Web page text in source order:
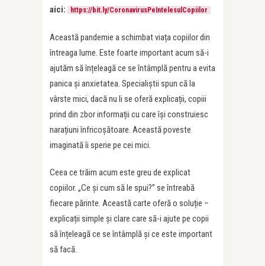
aici:
https://bit.ly/CoronavirusPeIntelesulCopiilor
Această pandemie a schimbat viața copiilor din
întreaga lume. Este foarte important acum să-i
ajutăm să înțeleagă ce se întâmplă pentru a evita
panica și anxietatea. Specialiștii spun că la
vârste mici, dacă nu li se oferă explicații, copiii
prind din zbor informații cu care își construiesc
narațiuni înfricoșătoare. Această poveste
imaginată îi sperie pe cei mici.
Ceea ce trăim acum este greu de explicat
copiilor. „Ce și cum să le spui?” se întreabă
fiecare părinte. Această carte oferă o soluție –
explicații simple și clare care să-i ajute pe copii
să înțeleagă ce se întâmplă și ce este important
să facă.